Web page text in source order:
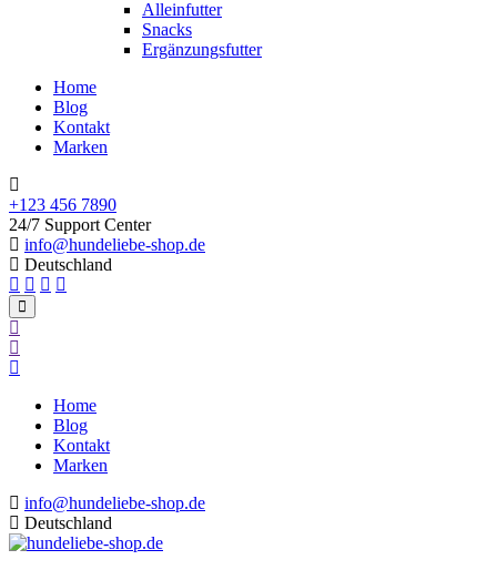
Alleinfutter
Snacks
Ergänzungsfutter
Home
Blog
Kontakt
Marken
+123 456 7890
24/7 Support Center
info@hundeliebe-shop.de
Deutschland
Home
Blog
Kontakt
Marken
info@hundeliebe-shop.de
Deutschland